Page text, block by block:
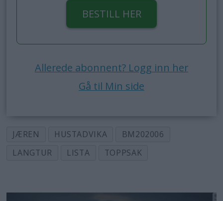
BESTILL HER
Allerede abonnent? Logg inn her
Gå til Min side
JÆREN HUSTADVIKA
BM202006
LANGTUR
LISTA TOPPSAK